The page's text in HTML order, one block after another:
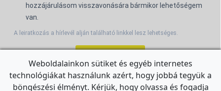
hozzájárulásom visszavonására bármikor lehetőségem
van.
A leiratkozás a hírlevél alján található linkkel lesz lehetséges.
For the English Newsletter, clickHERE.
Weboldalainkon sütiket és egyéb internetes
technológiákat használunk azért, hogy jobbá tegyük a
böngészési élményt. Kérjük, hogy olvassa és fogadja